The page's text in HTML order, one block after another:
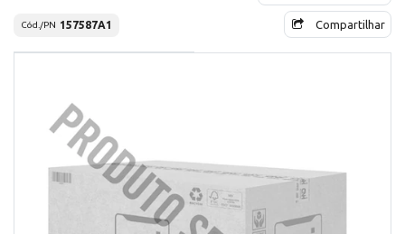
Cód./PN 157587A1 Compartilhar